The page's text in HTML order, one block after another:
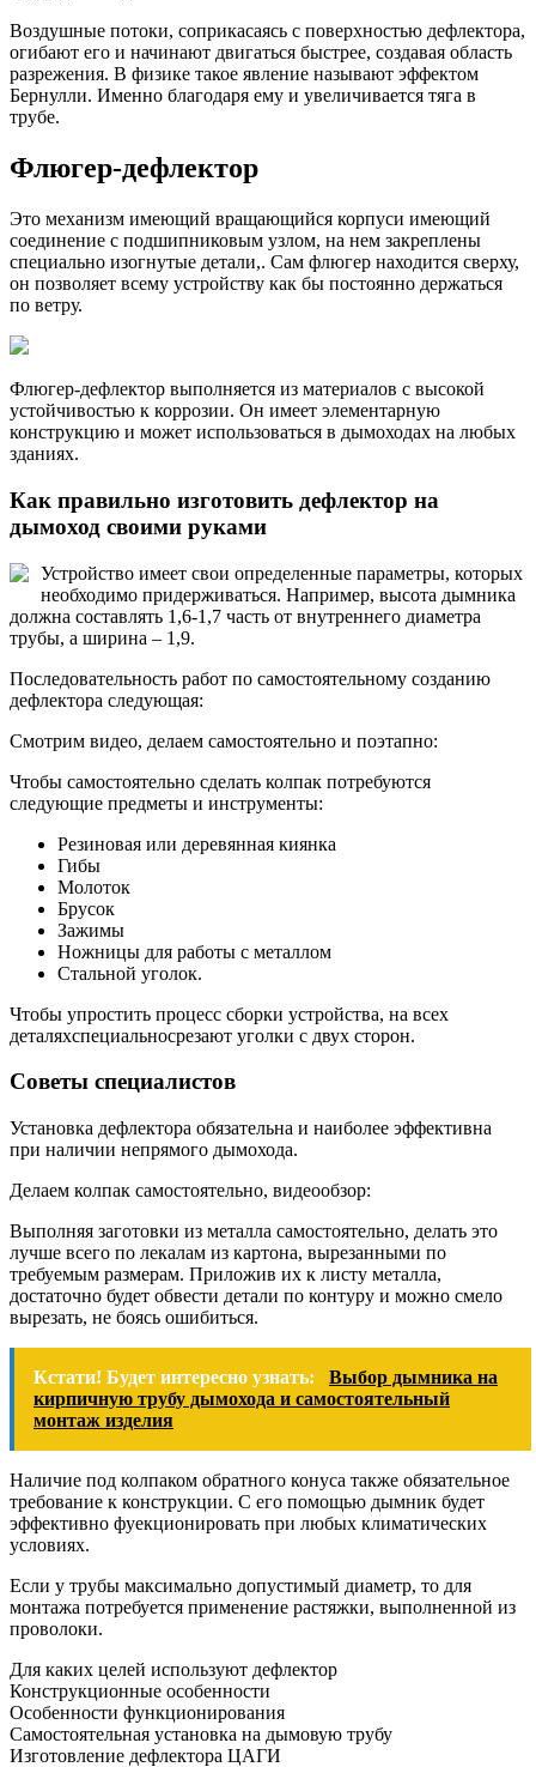
Воздушные потоки, соприкасаясь с поверхностью дефлектора,
огибают его и начинают двигаться быстрее, создавая область
разрежения. В физике такое явление называют эффектом
Бернулли. Именно благодаря ему и увеличивается тяга в
трубе.
Флюгер-дефлектор
Это механизм имеющий вращающийся корпуси имеющий
соединение с подшипниковым узлом, на нем закреплены
специально изогнутые детали,. Сам флюгер находится сверху,
он позволяет всему устройству как бы постоянно держаться
по ветру.
Флюгер-дефлектор выполняется из материалов с высокой
устойчивостью к коррозии. Он имеет элементарную
конструкцию и может использоваться в дымоходах на любых
зданиях.
Как правильно изготовить дефлектор на
дымоход своими руками
Устройство имеет свои определенные параметры, которых
необходимо придерживаться. Например, высота дымника
должна составлять 1,6-1,7 часть от внутреннего диаметра
трубы, а ширина – 1,9.
Последовательность работ по самостоятельному созданию
дефлектора следующая:
Смотрим видео, делаем самостоятельно и поэтапно:
Чтобы самостоятельно сделать колпак потребуются
следующие предметы и инструменты:
Резиновая или деревянная киянка
Гибы
Молоток
Брусок
Зажимы
Ножницы для работы с металлом
Стальной уголок.
Чтобы упростить процесс сборки устройства, на всех
деталяхспециальносрезают уголки с двух сторон.
Советы специалистов
Установка дефлектора обязательна и наиболее эффективна
при наличии непрямого дымохода.
Делаем колпак самостоятельно, видеообзор:
Выполняя заготовки из металла самостоятельно, делать это
лучше всего по лекалам из картона, вырезанными по
требуемым размерам. Приложив их к листу металла,
достаточно будет обвести детали по контуру и можно смело
вырезать, не боясь ошибиться.
Кстати! Будет интересно узнать:
Выбор дымника на
кирпичную трубу дымохода и самостоятельный
монтаж изделия
Наличие под колпаком обратного конуса также обязательное
требование к конструкции. С его помощью дымник будет
эффективно фуекционировать при любых климатических
условиях.
Если у трубы максимально допустимый диаметр, то для
монтажа потребуется применение растяжки, выполненной из
проволоки.
Для каких целей используют дефлектор
Конструкционные особенности
Особенности функционирования
Самостоятельная установка на дымовую трубу
Изготовление дефлектора ЦАГИ